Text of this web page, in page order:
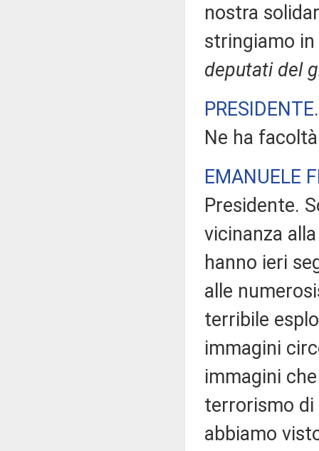
nostra
stringiamo
deputati del
PRESIDENTE
Ne ha
EMANUELE
Presidente.
vicinanza
hanno ieri
alle
terribile
immagini
immagini
terrorismo di
abbiamo